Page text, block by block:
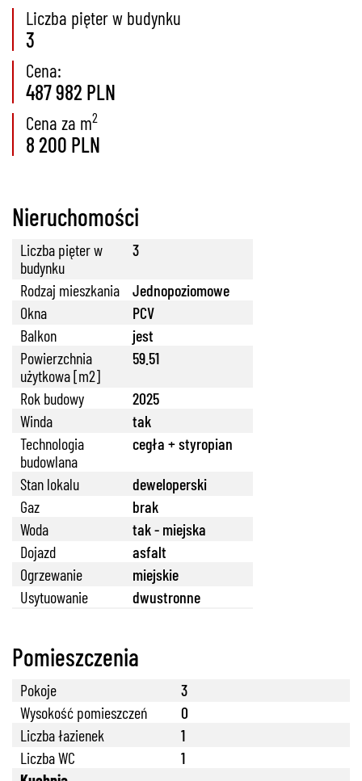
Liczba pięter w budynku
3
Cena:
487 982 PLN
Cena za m2
8 200 PLN
Nieruchomości
Liczba pięter w
budynku
3
Rodzaj mieszkania
Jednopoziomowe
Okna
PCV
Balkon
jest
Powierzchnia
użytkowa [m2]
59.51
Rok budowy
2025
Winda
tak
Technologia
budowlana
cegła + styropian
Stan lokalu
deweloperski
Gaz
brak
Woda
tak - miejska
Dojazd
asfalt
Ogrzewanie
miejskie
Usytuowanie
dwustronne
Pomieszczenia
Pokoje
3
Wysokość pomieszczeń
0
Liczba łazienek
1
Liczba WC
1